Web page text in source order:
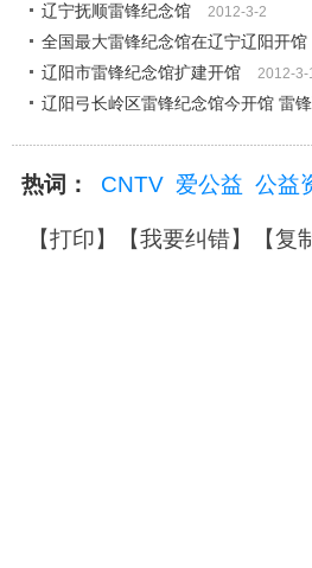
辽宁抚顺雷锋纪念馆
2012-3-2
全国最大雷锋纪念馆在辽宁辽阳开馆
辽阳市雷锋纪念馆扩建开馆 2012-3-
辽阳弓长岭区雷锋纪念馆今开馆 雷
热词： CNTV 爱公益 公益
【打印】【我要纠错】【复